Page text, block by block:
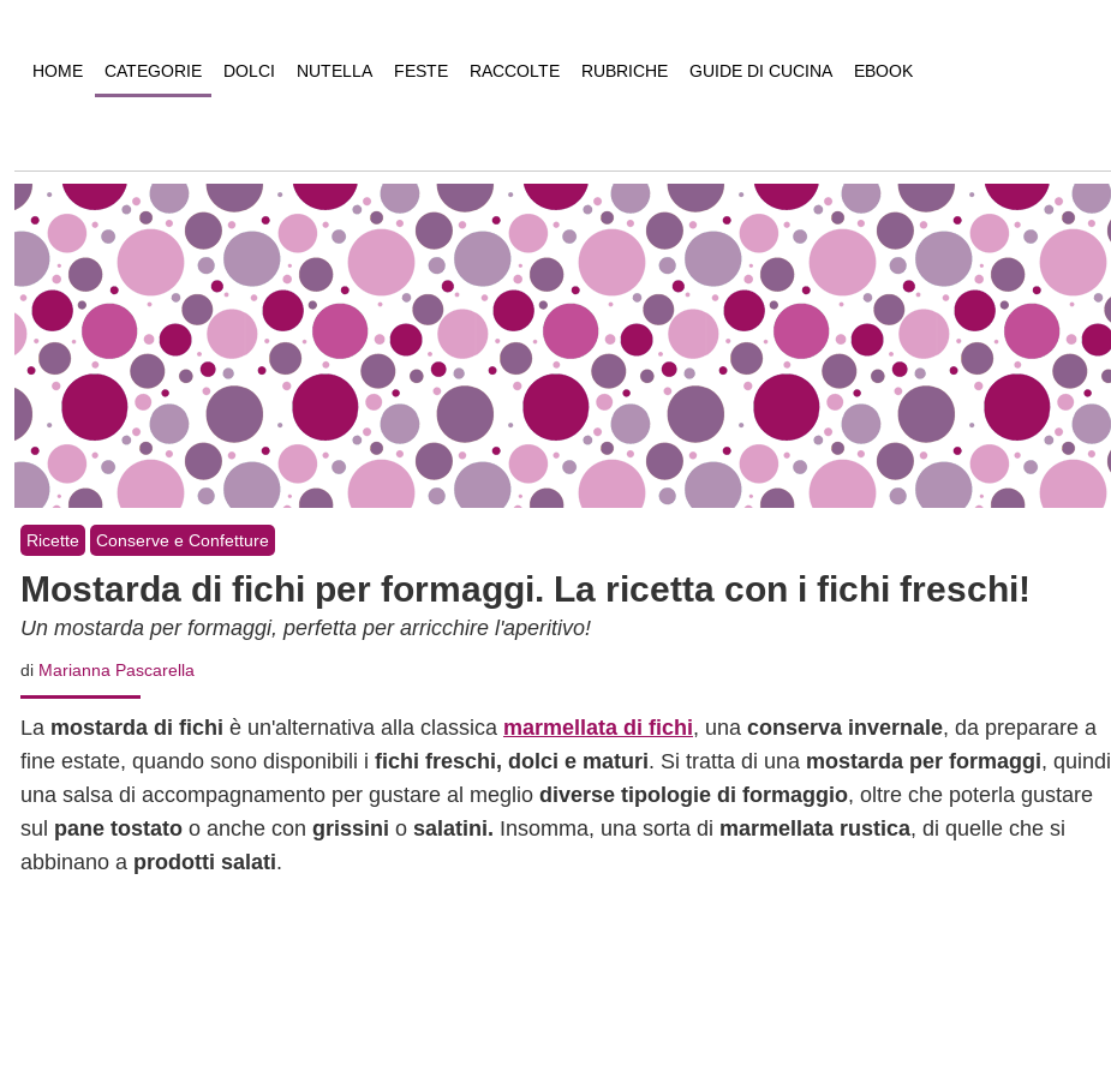
HOME CATEGORIE DOLCI NUTELLA FESTE RACCOLTE RUBRICHE GUIDE DI CUCINA EBOOK
Ricette Conserve e Confetture
Mostarda di fichi per formaggi. La ricetta con i fichi freschi!
Un mostarda per formaggi, perfetta per arricchire l'aperitivo!
di Marianna Pascarella
La mostarda di fichi è un'alternativa alla classica marmellata di fichi, una conserva invernale, da preparare a
fine estate, quando sono disponibili i fichi freschi, dolci e maturi. Si tratta di una mostarda per formaggi, quindi
una salsa di accompagnamento per gustare al meglio diverse tipologie di formaggio, oltre che poterla gustare
sul pane tostato o anche con grissini o salatini. Insomma, una sorta di marmellata rustica, di quelle che si
abbinano a prodotti salati.